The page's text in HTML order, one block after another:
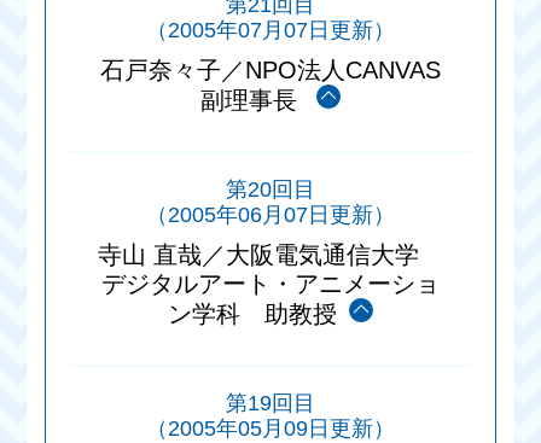
第21回目
（2005年07月07日更新）
石戸奈々子／NPO法人CANVAS
副理事長
第20回目
（2005年06月07日更新）
寺山 直哉／大阪電気通信大学
デジタルアート・アニメーショ
ン学科 助教授
第19回目
（2005年05月09日更新）